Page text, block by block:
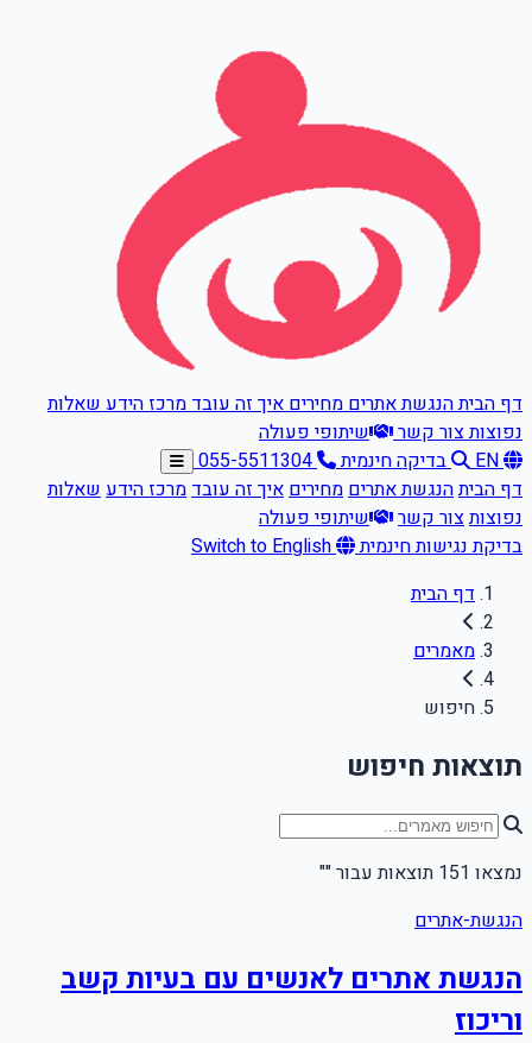
דף הביתהנגשת אתריםמחיריםאיך זה עובדמרכז הידעשאלות
נפוצותצור קשר
שיתופי פעולה
EN
בדיקה חינמית
055-5511304
דף הביתהנגשת אתריםמחיריםאיך זה עובדמרכז הידעשאלות
נפוצותצור קשר
שיתופי פעולה
בדיקת נגישות חינמית
Switch to English
דף הבית
מאמרים
חיפוש
תוצאות חיפוש
נמצאו 151 תוצאות עבור ""
הנגשת-אתרים
הנגשת אתרים לאנשים עם בעיות קשב
וריכוז